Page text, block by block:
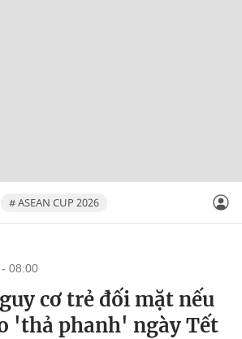
# ASEAN CUP 2026
08:00
cơ trẻ đối mặt nếu
'thả phanh' ngày Tết